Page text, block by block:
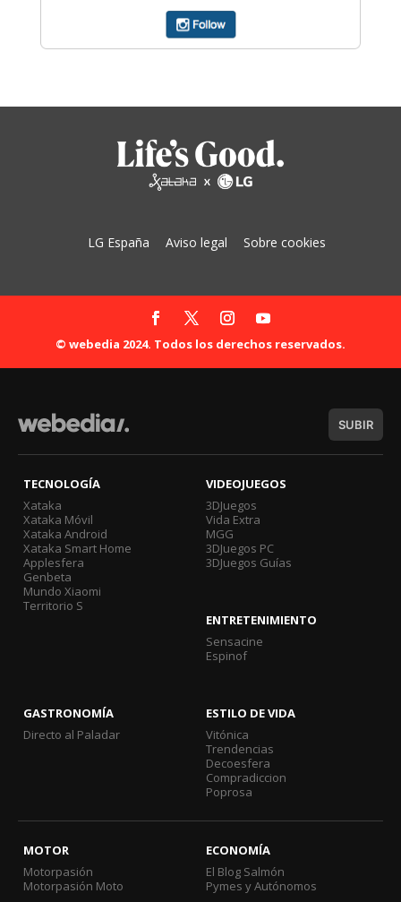
LG España Aviso legal Sobre cookies
© webedia 2024. Todos los derechos reservados.
SUBIR
TECNOLOGÍA
Xataka
Xataka Móvil
Xataka Android
Xataka Smart Home
Applesfera
Genbeta
Mundo Xiaomi
Territorio S
VIDEOJUEGOS
3DJuegos
Vida Extra
MGG
3DJuegos PC
3DJuegos Guías
ENTRETENIMIENTO
Sensacine
Espinof
GASTRONOMÍA
Directo al Paladar
ESTILO DE VIDA
Vitónica
Trendencias
Decoesfera
Compradiccion
Poprosa
MOTOR
Motorpasión
Motorpasión Moto
ECONOMÍA
El Blog Salmón
Pymes y Autónomos